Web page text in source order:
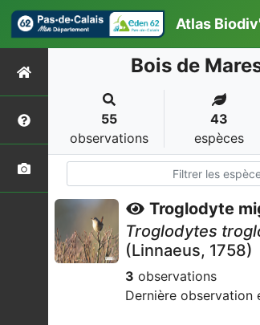
Atlas
Bois de
55
observations
43
espèces
Troglodyte
Troglodytes
(Linnaeus, 1758)
3 observations
Dernière observation